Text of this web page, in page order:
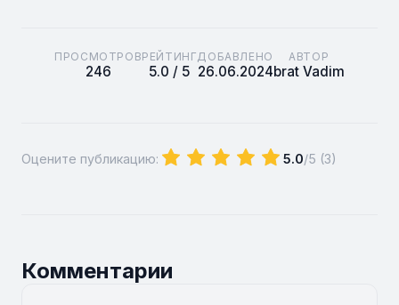
ПРОСМОТРОВ
246
РЕЙТИНГ
5.0 / 5
ДОБАВЛЕНО
26.06.2024
АВТОР
brat Vadim
Оцените публикацию: 5.0/5 (3)
Комментарии